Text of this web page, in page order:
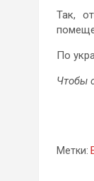
Так,
По
Чтобы
Метки: